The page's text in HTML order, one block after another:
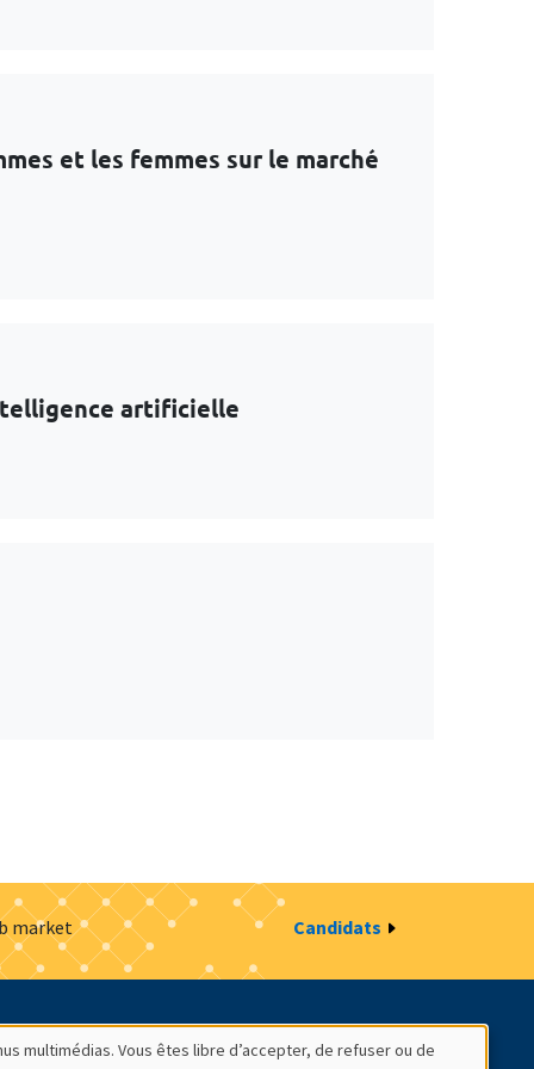
et les femmes sur le marché
artificielle
market Candidats
des cookies Intranet
multimédias. Vous êtes libre d’accepter, de refuser ou de